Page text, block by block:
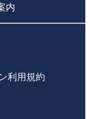
内
利用規約